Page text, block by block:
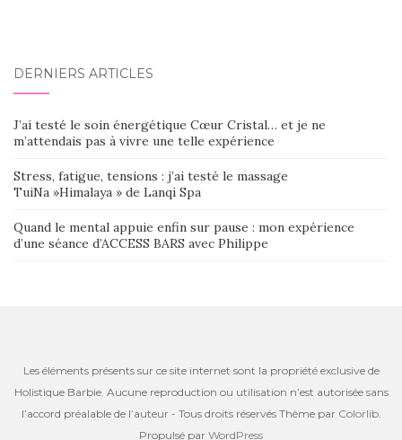
DERNIERS ARTICLES
J’ai testé le soin énergétique Cœur Cristal… et je ne
m’attendais pas à vivre une telle expérience
Stress, fatigue, tensions : j’ai testé le massage
TuiNa »Himalaya » de Lanqi Spa
Quand le mental appuie enfin sur pause : mon expérience
d’une séance d’ACCESS BARS avec Philippe
Les éléments présents sur ce site internet sont la propriété exclusive de
Holistique Barbie. Aucune reproduction ou utilisation n’est autorisée sans
l’accord préalable de l’auteur - Tous droits réservés Thème par Colorlib.
Propulsé par WordPress